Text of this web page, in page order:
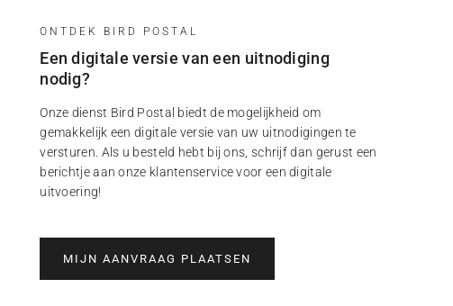
ONTDEK BIRD POSTAL
Een digitale versie van een uitnodiging
nodig?
Onze dienst Bird Postal biedt de mogelijkheid om
gemakkelijk een digitale versie van uw uitnodigingen te
versturen. Als u besteld hebt bij ons, schrijf dan gerust een
berichtje aan onze klantenservice voor een digitale
uitvoering!
MIJN AANVRAAG PLAATSEN